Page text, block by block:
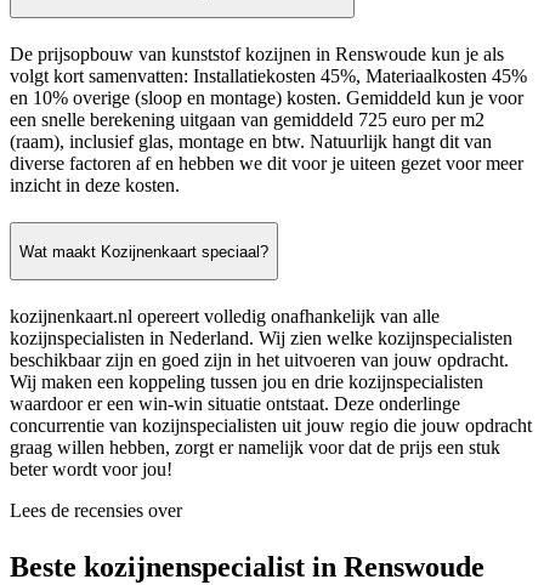
De prijsopbouw van kunststof kozijnen in Renswoude kun je als
volgt kort samenvatten: Installatiekosten 45%, Materiaalkosten 45%
en 10% overige (sloop en montage) kosten. Gemiddeld kun je voor
een snelle berekening uitgaan van gemiddeld 725 euro per m2
(raam), inclusief glas, montage en btw. Natuurlijk hangt dit van
diverse factoren af en hebben we dit voor je uiteen gezet voor meer
inzicht in deze kosten.
Wat maakt Kozijnenkaart speciaal?
kozijnenkaart.nl opereert volledig onafhankelijk van alle
kozijnspecialisten in Nederland. Wij zien welke kozijnspecialisten
beschikbaar zijn en goed zijn in het uitvoeren van jouw opdracht.
Wij maken een koppeling tussen jou en drie kozijnspecialisten
waardoor er een win-win situatie ontstaat. Deze onderlinge
concurrentie van kozijnspecialisten uit jouw regio die jouw opdracht
graag willen hebben, zorgt er namelijk voor dat de prijs een stuk
beter wordt voor jou!
Lees de recensies over
Beste kozijnenspecialist in Renswoude